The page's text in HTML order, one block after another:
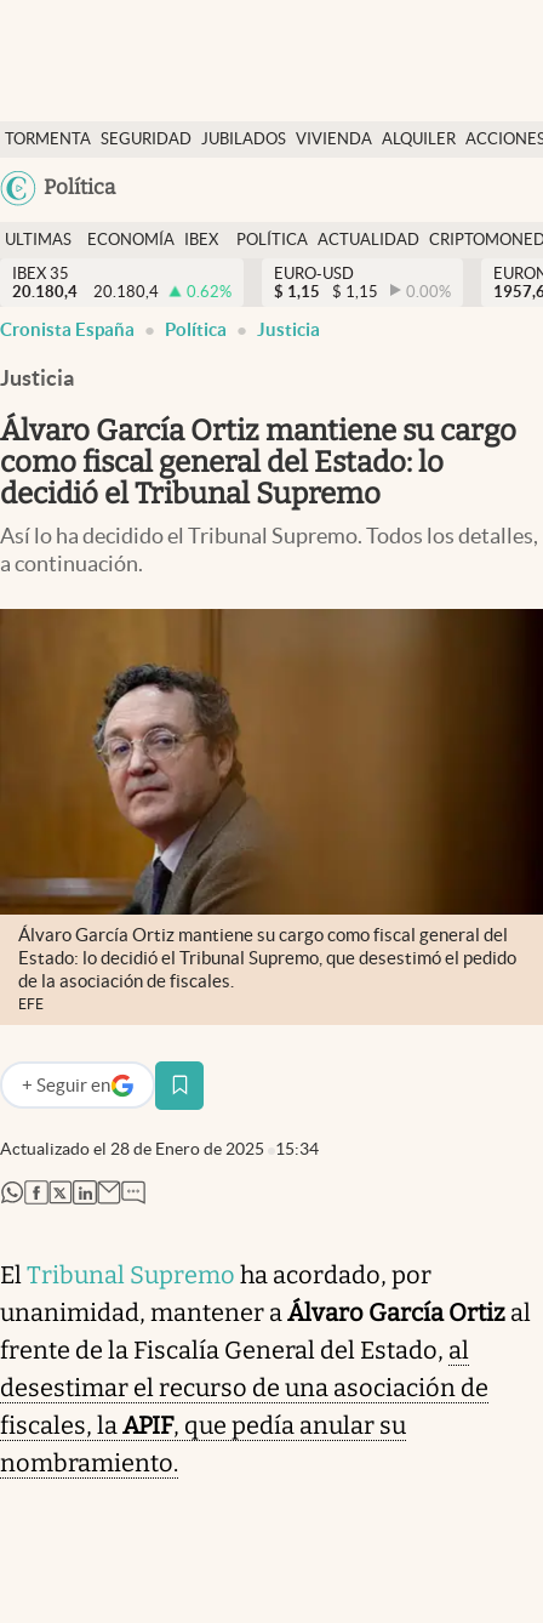
TORMENTA SEGURIDAD JUBILADOS VIVIENDA ALQUILER
USA
Política
Economía y finanzas
Política
Actualidad
Criptomonedas
España
ULTIMAS
NOTICIAS
ECONOMÍA
FINANZAS
IBEX
EURO
POLÍTICA ACTUALIDAD
IBEX 35
20.180,4
20.180,4 0.62%
EURO-USD
$ 1,15 $ 1,15 0.00%
Cronista España Política Justicia
Justicia
Álvaro García Ortiz mantiene su cargo
como fiscal general del Estado: lo
decidió el Tribunal Supremo
Así lo ha decidido el Tribunal Supremo. Todos los detalles,
a continuación.
Álvaro García Ortiz mantiene su cargo como fiscal general del
Estado: lo decidió el Tribunal Supremo, que desestimó el pedido
de la asociación de fiscales.
EFE
Actualizado el 28 de Enero de 2025 15:34
+ Seguir en
abre en nueva pestaña
abre en nueva pestaña
abre en nueva pestaña
abre en nueva pestaña
abre en nueva pestaña
ElTribunal Supremo ha acordado, por
unanimidad, mantener aÁlvaro García Ortiz al
frente de la Fiscalía General del Estado, al
desestimar el recurso de una asociación de
fiscales, laAPIF, que pedía anular su
nombramiento.